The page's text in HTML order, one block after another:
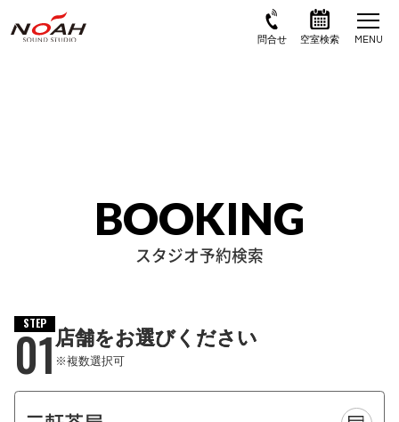
BOOKING
スタジオ予約検索
STEP
01店舗をお選びください
※複数選択可